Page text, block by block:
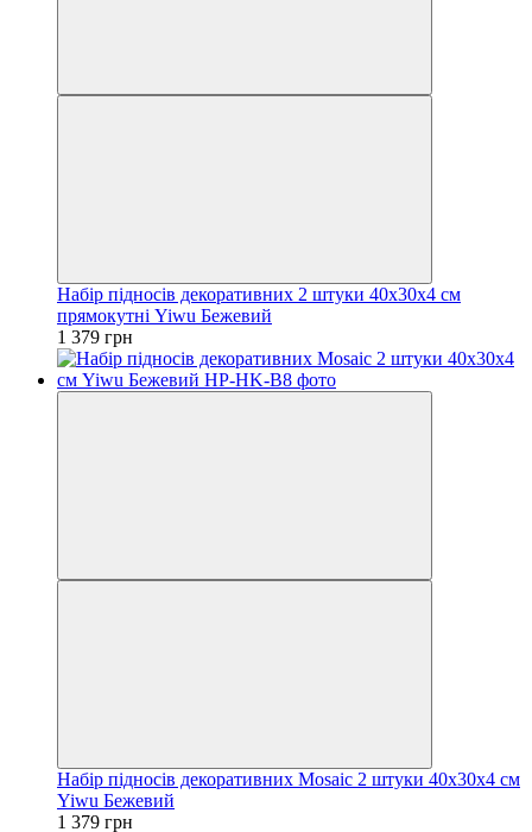
Набір підносів декоративних 2 штуки 40х30х4 см
прямокутні Yiwu Бежевий
1 379 грн
Набір підносів декоративних Mosaic 2 штуки 40х30х4 см
Yiwu Бежевий
1 379 грн